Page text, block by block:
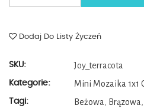
Dodaj Do Listy Życzeń
SKU: Joy_terracota
Kategorie: Mini Mozaika 1x1
Tagi: Beżowa , Brązowa ,